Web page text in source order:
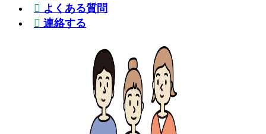
よくある質問
連絡する